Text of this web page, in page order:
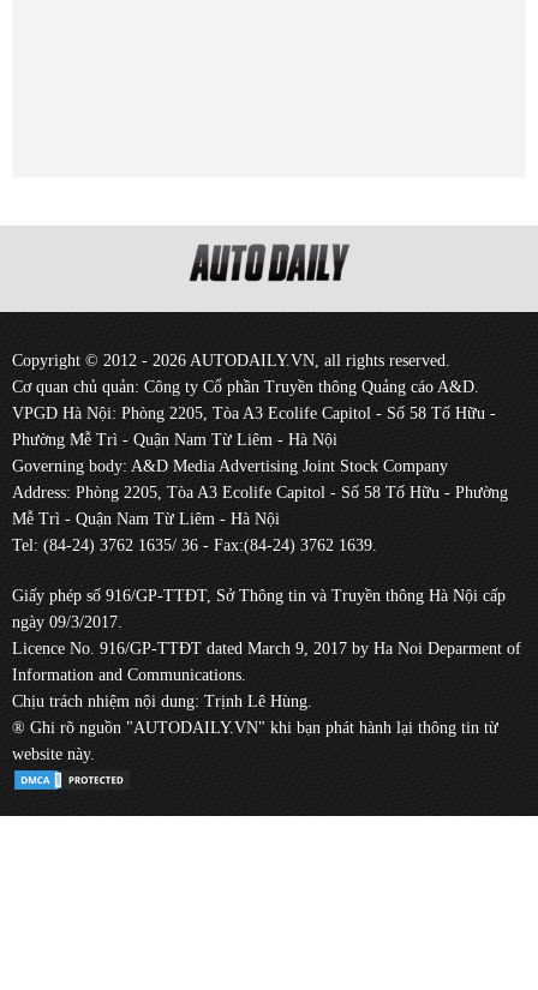
Copyright © 2012 - 2026 AUTODAILY.VN, all rights reserved.
Cơ quan chủ quản: Công ty Cổ phần Truyền thông Quảng cáo A&D.
VPGD Hà Nội: Phòng 2205, Tòa A3 Ecolife Capitol - Số 58 Tố Hữu -
Phường Mễ Trì - Quận Nam Từ Liêm - Hà Nội
Governing body: A&D Media Advertising Joint Stock Company
Address: Phòng 2205, Tòa A3 Ecolife Capitol - Số 58 Tố Hữu - Phường
Mễ Trì - Quận Nam Từ Liêm - Hà Nội
Tel: (84-24) 3762 1635/ 36 - Fax:(84-24) 3762 1639.
Giấy phép số 916/GP-TTĐT, Sở Thông tin và Truyền thông Hà Nội cấp
ngày 09/3/2017.
Licence No. 916/GP-TTĐT dated March 9, 2017 by Ha Noi Deparment of
Information and Communications.
Chịu trách nhiệm nội dung: Trịnh Lê Hùng.
® Ghi rõ nguồn "AUTODAILY.VN" khi bạn phát hành lại thông tin từ
website này.